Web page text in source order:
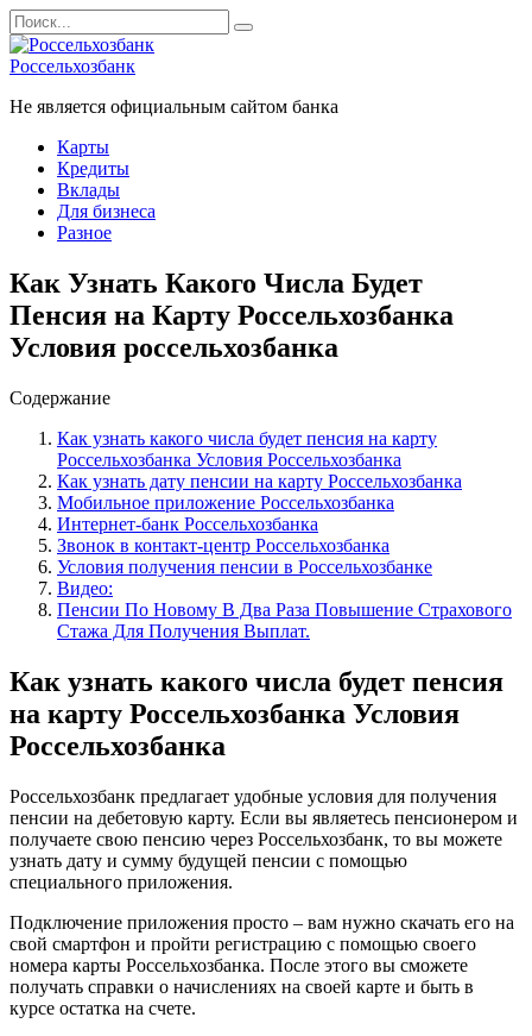
Перейти
к
содержанию
Search
for:
Россельхозбанк
Не является официальным сайтом банка
Карты
Кредиты
Вклады
Для бизнеса
Разное
Как Узнать Какого Числа Будет
Пенсия на Карту Россельхозбанка
Условия россельхозбанка
Содержание
Как узнать какого числа будет пенсия на карту
Россельхозбанка Условия Россельхозбанка
Как узнать дату пенсии на карту Россельхозбанка
Мобильное приложение Россельхозбанка
Интернет-банк Россельхозбанка
Звонок в контакт-центр Россельхозбанка
Условия получения пенсии в Россельхозбанке
Видео:
Пенсии По Новому В Два Раза Повышение Страхового
Стажа Для Получения Выплат.
Как узнать какого числа будет пенсия
на карту Россельхозбанка Условия
Россельхозбанка
Россельхозбанк предлагает удобные условия для получения
пенсии на дебетовую карту. Если вы являетесь пенсионером и
получаете свою пенсию через Россельхозбанк, то вы можете
узнать дату и сумму будущей пенсии с помощью
специального приложения.
Подключение приложения просто – вам нужно скачать его на
свой смартфон и пройти регистрацию с помощью своего
номера карты Россельхозбанка. После этого вы сможете
получать справки о начислениях на своей карте и быть в
курсе остатка на счете.